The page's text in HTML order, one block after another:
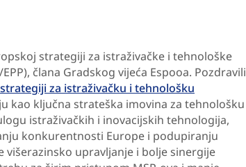
strategiji za istraživačke i tehnološke
EPP), člana Gradskog vijeća Espooa. Pozdravili
za istraživačku i tehnološku
kao ključna strateška imovina za tehnološku
istraživačkih i inovacijskih tehnologija,
konkurentnosti Europe i podupiranju
višerazinsko upravljanje i bolje sinergije